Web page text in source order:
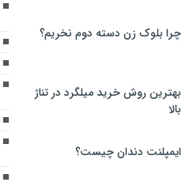
چرا بلوک زن دسته دوم نخریم؟
بهترین روش خرید میلگرد در تناژ
بالا
ایمپلنت دندان چیست؟